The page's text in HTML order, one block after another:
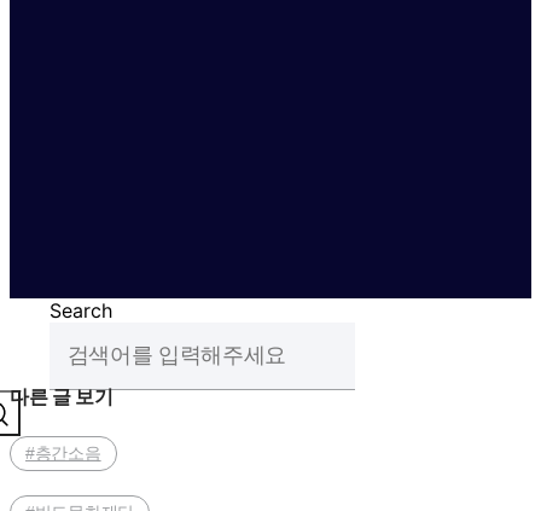
Search
다른 글 보기
#층간소음